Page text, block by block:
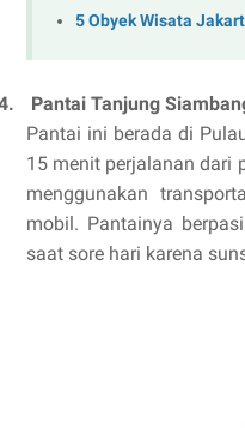
5 Obyek Wisata
Pantai Tanjung
Pantai ini berada di
15 menit perjalanan dari
menggunakan
mobil. Pantainya
saat sore hari karena